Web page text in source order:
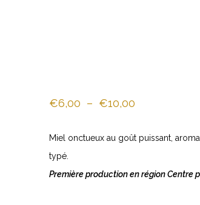
€6,00 – €10,00
€6,00
Miel onctueux au goût puissant,
typé.
Première production en région Centre